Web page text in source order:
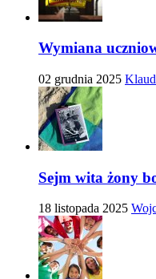
Wymiana
02 grudnia 2025
Sejm wita żony
18 listopada 2025